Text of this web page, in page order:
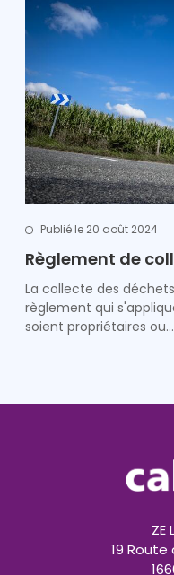
Publié le 20 août 2024
Règlement de
La collecte des
règlement qui
soient propriétaires ou…
ZE
19 Route